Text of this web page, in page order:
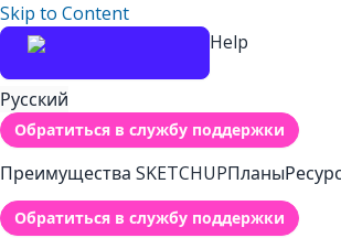
Skip to Content
Help
Русский
Обратиться в службу поддержки
Преимущества SKETCHUPПланы
Обратиться в службу поддержки